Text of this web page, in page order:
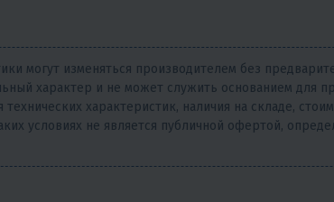
могут изменяться производителем без
характер и не может служить основанием для
характеристик, наличия на складе,
условиях не является публичной офертой,